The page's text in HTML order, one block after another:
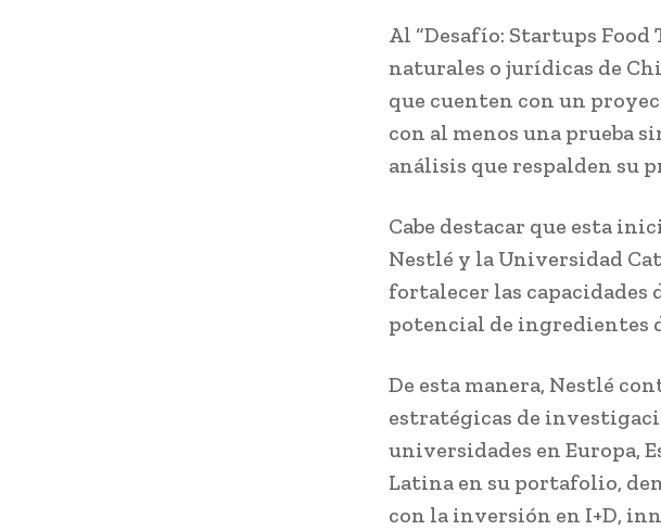
Al “Desafío: Startups Food
naturales o jurídicas de
que cuenten con un
con al menos una prueba
análisis que respalden su
Cabe destacar que esta
Nestlé y la Universidad
fortalecer las
potencial de ingredientes
De esta manera, Nestlé
estratégicas de
universidades en Europa,
Latina en su portafolio,
con la inversión en I+D,